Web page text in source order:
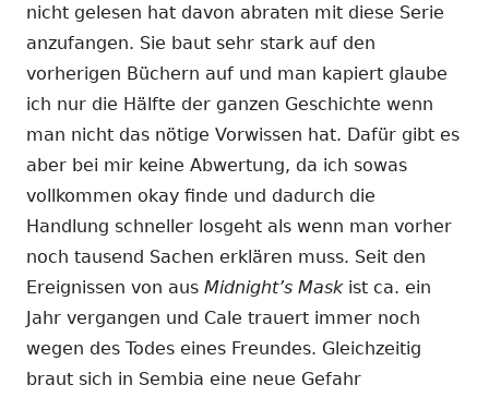
nicht gelesen hat davon abraten mit diese Serie
anzufangen. Sie baut sehr stark auf den
vorherigen Büchern auf und man kapiert glaube
ich nur die Hälfte der ganzen Geschichte wenn
man nicht das nötige Vorwissen hat. Dafür gibt es
aber bei mir keine Abwertung, da ich sowas
vollkommen okay finde und dadurch die
Handlung schneller losgeht als wenn man vorher
noch tausend Sachen erklären muss. Seit den
Ereignissen von aus Midnight’s Maskist ca. ein
Jahr vergangen und Cale trauert immer noch
wegen des Todes eines Freundes. Gleichzeitig
braut sich in Sembia eine neue Gefahr